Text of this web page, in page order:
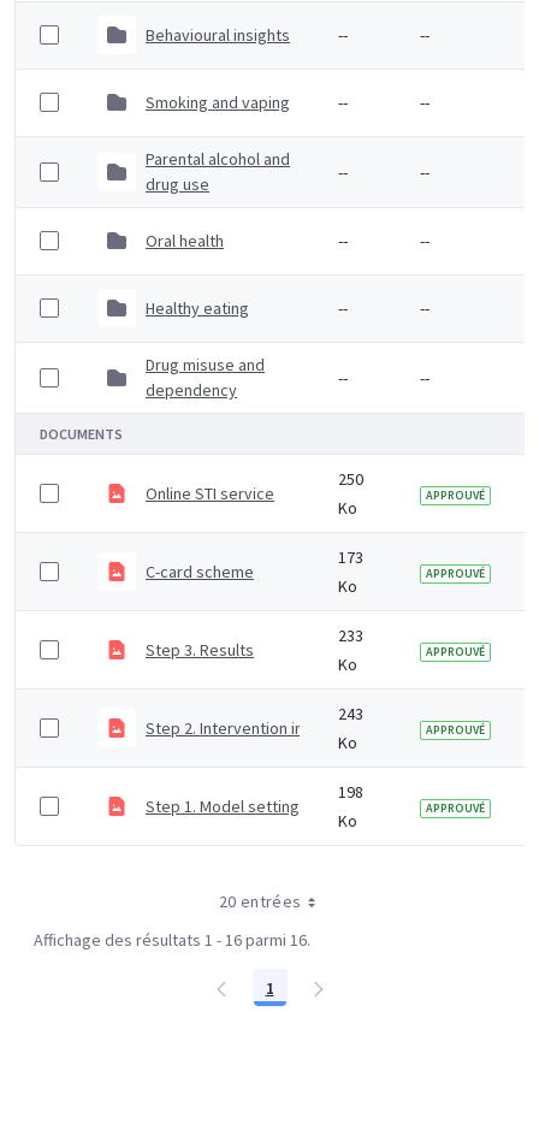
Behavioural insights -- --
Smoking and vaping -- --
Parental alcohol and
drug use
-- --
Oral health -- --
Healthy eating -- --
Drug misuse and
dependency
-- --
DOCUMENTS
Online STI service
250
Ko
APPROUVÉ
C-card scheme
173
Ko
APPROUVÉ
Step 3. Results
233
Ko
APPROUVÉ
Step 2. Intervention inputs
243
Ko
APPROUVÉ
Step 1. Model settings
198
Ko
APPROUVÉ
20 entrées
Affichage des résultats 1 - 16 parmi 16.
Page
1